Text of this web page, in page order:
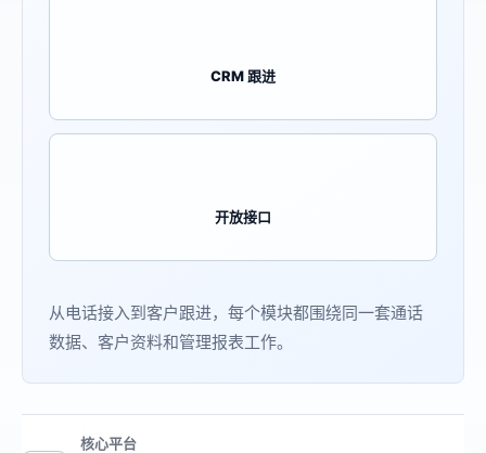
CRM 跟进
开放接口
从电话接入到客户跟进，每个模块都围绕同一套通话
数据、客户资料和管理报表工作。
核心平台